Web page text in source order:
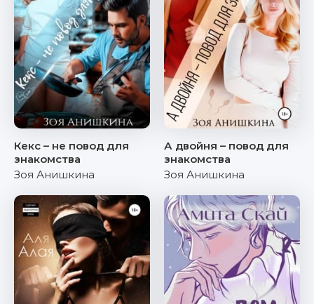
Кекс – не повод для
знакомства
Зоя Анишкина
А двойня – повод для
знакомства
Зоя Анишкина